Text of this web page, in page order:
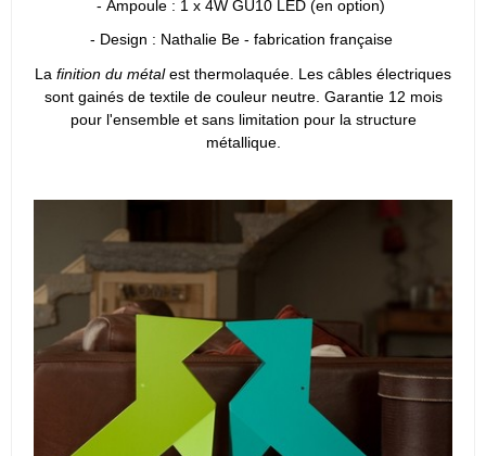
- Ampoule : 1 x 4W GU10 LED (en option)
- Design : Nathalie Be - fabrication française
La finition du métalest thermolaquée. Les câbles électriques
sont gainés de textile de couleur neutre. Garantie 12 mois
pour l'ensemble et sans limitation pour la structure
métallique.